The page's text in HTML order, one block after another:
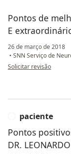
Pontos de
E
26 de março de 2018
• SNN Serviço de
na opinião do utilizador
Solicitar revisão
paciente
Pontos
DR.